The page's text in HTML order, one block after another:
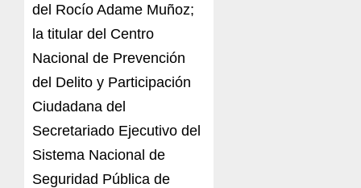
del Rocío Adame Muñoz;
la titular del Centro
Nacional de Prevención
del Delito y Participación
Ciudadana del
Secretariado Ejecutivo del
Sistema Nacional de
Seguridad Pública de